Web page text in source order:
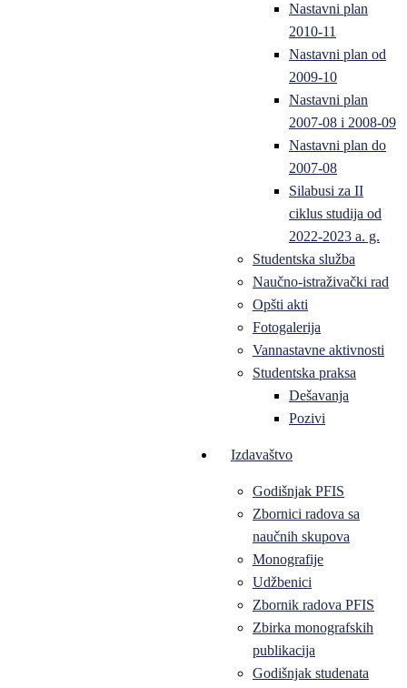
Nastavni plan
2010-11
Nastavni plan od
2009-10
Nastavni plan
2007-08 i 2008-09
Nastavni plan do
2007-08
Silabusi za II
ciklus studija od
2022-2023 a. g.
Studentska služba
Naučno-istraživački rad
Opšti akti
Fotogalerija
Vannastavne aktivnosti
Studentska praksa
Dešavanja
Pozivi
Izdavaštvo
Godišnjak PFIS
Zbornici radova sa
naučnih skupova
Monografije
Udžbenici
Zbornik radova PFIS
Zbirka monografskih
publikacija
Godišnjak studenata